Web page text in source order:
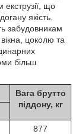
екструзії, що
якість.
забудовникам
вікна, цоколю та
більш
Вага брутто
піддону, кг
877